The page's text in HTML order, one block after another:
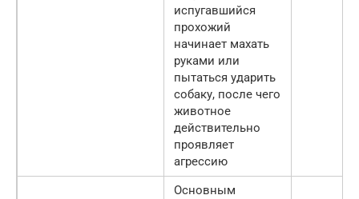
испугавшийся
прохожий
начинает махать
руками или
пытаться ударить
собаку, после чего
животное
действительно
проявляет
агрессию
Основным